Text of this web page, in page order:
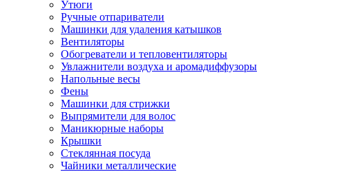
Утюги
Ручные отпариватели
Машинки для удаления катышков
Вентиляторы
Обогреватели и тепловентиляторы
Увлажнители воздуха и аромадиффузоры
Напольные весы
Фены
Машинки для стрижки
Выпрямители для волос
Маникюрные наборы
Крышки
Стеклянная посуда
Чайники металлические